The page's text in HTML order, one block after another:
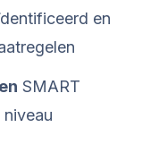
en
SMART